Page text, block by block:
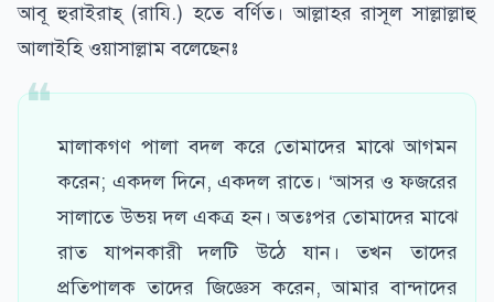
আবূ হুরাইরাহ্ (রাযি.) হতে বর্ণিত। আল্লাহর রাসূল সাল্লাল্লাহু
আলাইহি ওয়াসাল্লাম বলেছেনঃ
মালাকগণ পালা বদল করে তোমাদের মাঝে আগমন
করেন; একদল দিনে, একদল রাতে। ‘আসর ও ফজরের
সালাতে উভয় দল একত্র হন। অতঃপর তোমাদের মাঝে
রাত যাপনকারী দলটি উঠে যান। তখন তাদের
প্রতিপালক তাদের জিজ্ঞেস করেন, আমার বান্দাদের